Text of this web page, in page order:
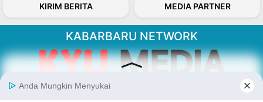
KIRIM BERITA MEDIA PARTNER
KABARBARU NETWORK